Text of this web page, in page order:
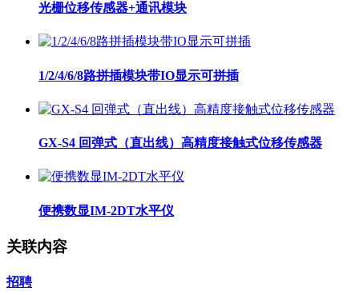
光栅位移传感器+通讯模块
1/2/4/6/8路拼插模块带IO显示可拼插
GX-S4 回弹式（直出线）高精度接触式位移传感器
便携数显IM-2DT水平仪
关联内容
招聘